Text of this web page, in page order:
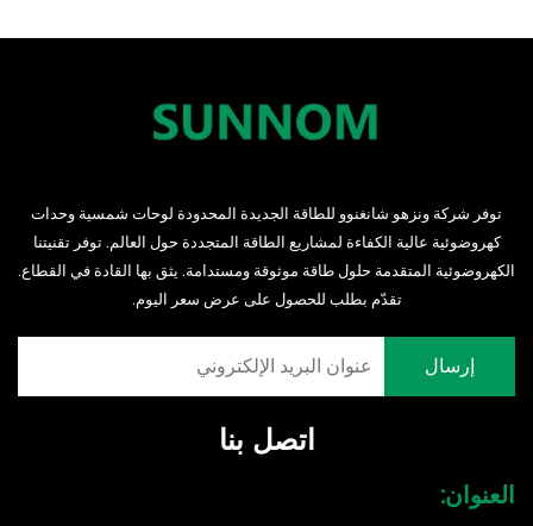
توفر شركة ونزهو شانغنوو للطاقة الجديدة المحدودة لوحات شمسية وحدات
كهروضوئية عالية الكفاءة لمشاريع الطاقة المتجددة حول العالم. توفر تقنيتنا
الكهروضوئية المتقدمة حلول طاقة موثوقة ومستدامة. يثق بها القادة في القطاع.
تقدّم بطلب للحصول على عرض سعر اليوم.
اتصل بنا
العنوان: